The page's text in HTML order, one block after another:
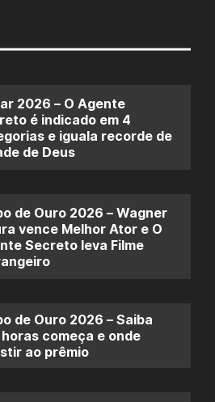
2026 – O Agente
é indicado em 4
e iguala recorde de
de Deus
de Ouro 2026 – Wagner
vence Melhor Ator e O
Secreto leva Filme
de Ouro 2026 – Saiba
começa e onde
ao prêmio